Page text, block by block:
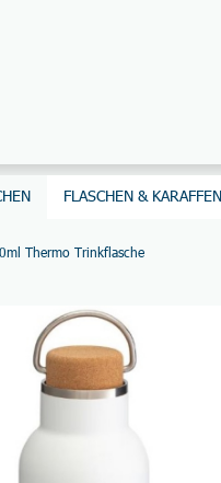
FLASCHEN & KARAFFEN
Thermo Trinkflasche